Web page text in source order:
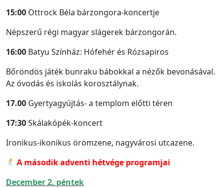
15:00 Ottrock Béla bárzongora-koncertje
Népszerű régi magyar slágerek bárzongorán.
16:00 Batyu Színház: Hófehér és Rózsapiros
Bőröndös játék bunraku bábokkal a nézők bevonásával.
Az óvodás és iskolás korosztálynak.
17.00 Gyertyagyújtás- a templom előtti téren
17:30Skálakópék-koncert
Ironikus-ikonikus örömzene, nagyvárosi utcazene.
A második adventi hétvége programjai
December 2. péntek